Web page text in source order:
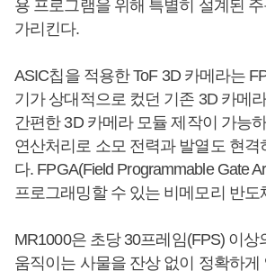
용 프로그램을 위해 특별히 설계된
가리킨다.
ASIC칩을 적용한 ToF 3D 카메라는
기가 상대적으로 컸던 기존 3D 카메
간편한 3D 카메라 모듈 제작이 가능
연산처리로 소모 전력과 발열도 현격
다. FPGA(Field Programmable Gate
프로그래밍할 수 있는 비메모리 반도
MR1000은 초당 30프레임(FPS) 이상
움직이는 사물을 잔상 없이 정확하게